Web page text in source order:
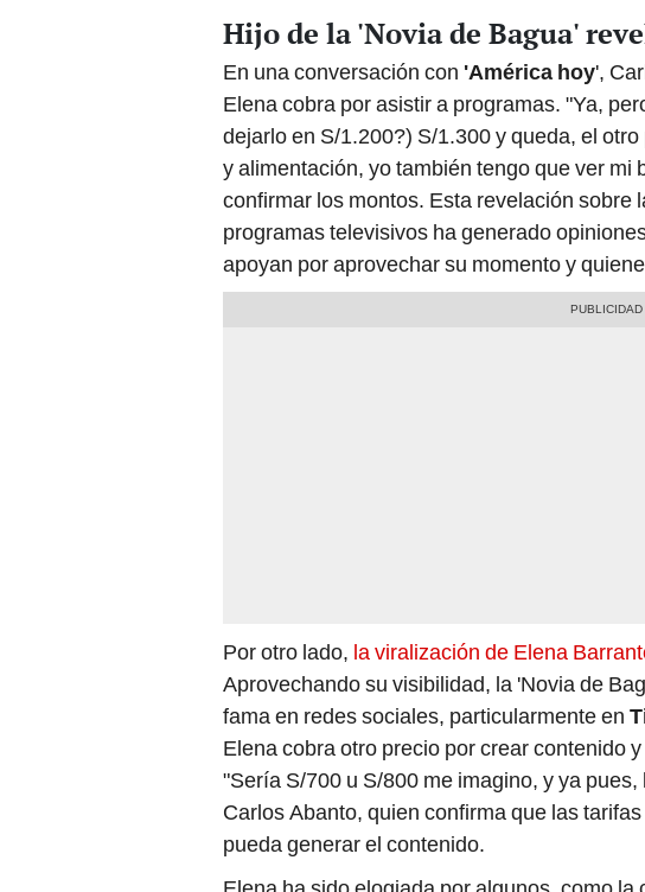
Hijo de la 'Novia de Bagua'
En una conversación con 'América hoy',
Elena cobra por asistir a programas. "Ya,
dejarlo en S/1.200?) S/1.300 y queda, el
y alimentación, yo también tengo que ver mi
confirmar los montos. Esta revelación sobre
programas televisivos ha generado
apoyan por aprovechar su momento y
Por otro lado, la viralización de Elena
Aprovechando su visibilidad, la 'Novia de
fama en redes sociales, particularmente en
Elena cobra otro precio por crear contenido
"Sería S/700 u S/800 me imagino, y ya
Carlos Abanto, quien confirma que las
pueda generar el contenido.